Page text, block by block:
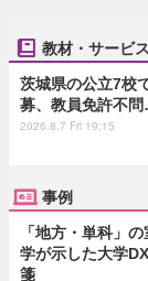
教材・サービス
茨城県の公立7校
募、教員免許不
2026.8.7 Fri 19:15
事例
「地方・単科」
学が示した大学
箋